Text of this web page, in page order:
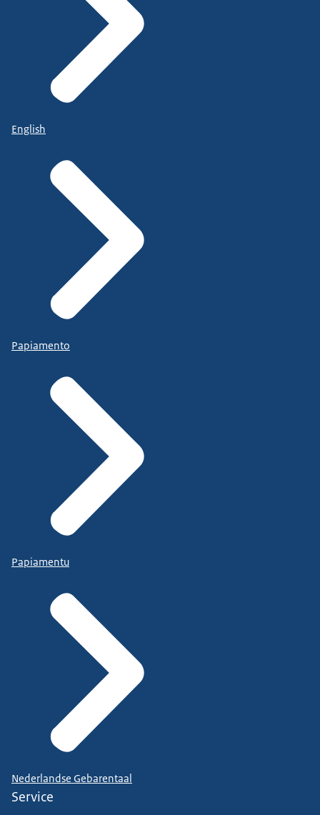
English
Papiamento
Papiamentu
Nederlandse Gebarentaal
Service